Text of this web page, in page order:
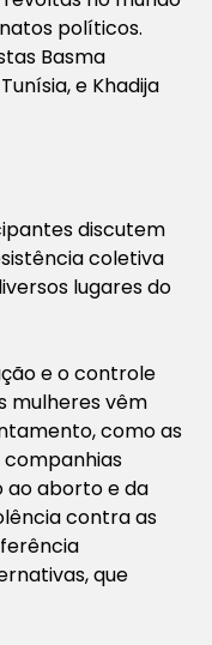
políticos.
Basma
e Khadija
discutem
coletiva
lugares do
e o controle
mulheres vêm
como as
ao aborto e da
contra as
que